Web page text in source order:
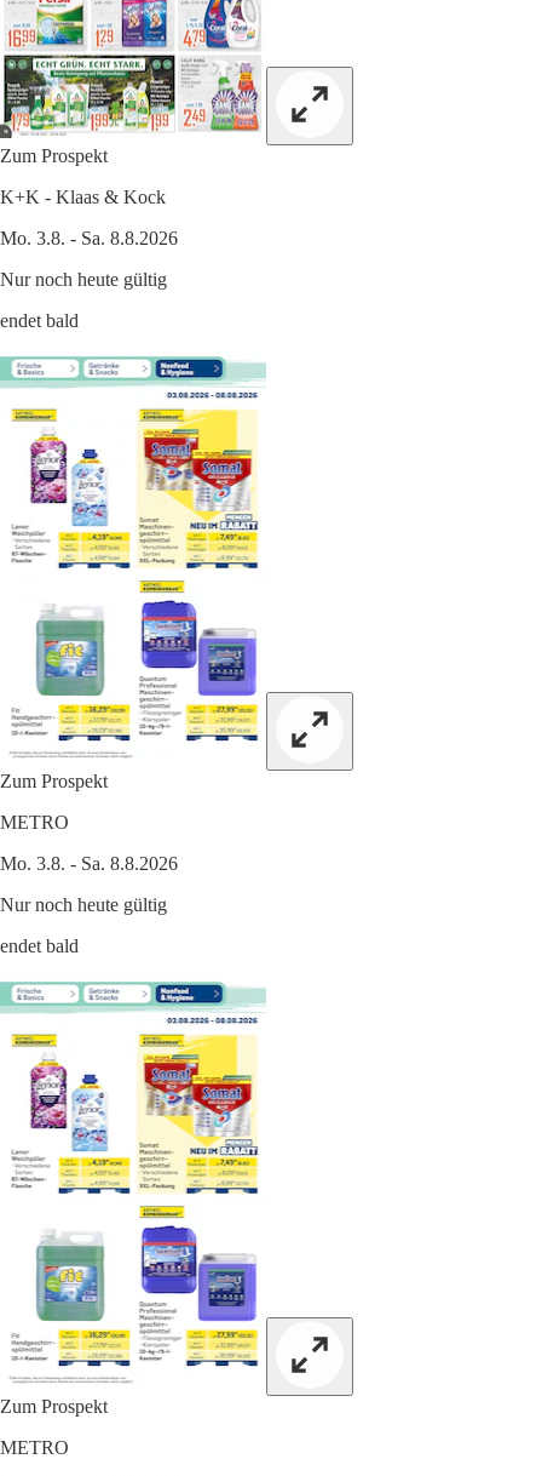
Zum Prospekt
K+K - Klaas & Kock
Mo. 3.8. - Sa. 8.8.2026
Nur noch heute gültig
endet bald
Zum Prospekt
METRO
Mo. 3.8. - Sa. 8.8.2026
Nur noch heute gültig
endet bald
Zum Prospekt
METRO